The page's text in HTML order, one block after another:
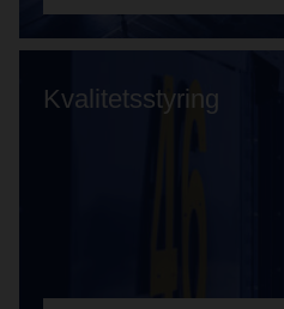
Kvalitetsstyring